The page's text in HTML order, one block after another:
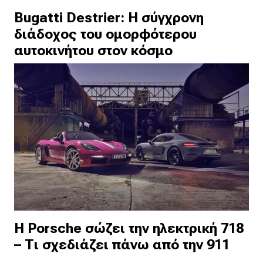
Bugatti Destrier: Η σύγχρονη
διάδοχος του ομορφότερου
αυτοκινήτου στον κόσμο
Η Porsche σώζει την ηλεκτρική 718
– Τι σχεδιάζει πάνω από την 911